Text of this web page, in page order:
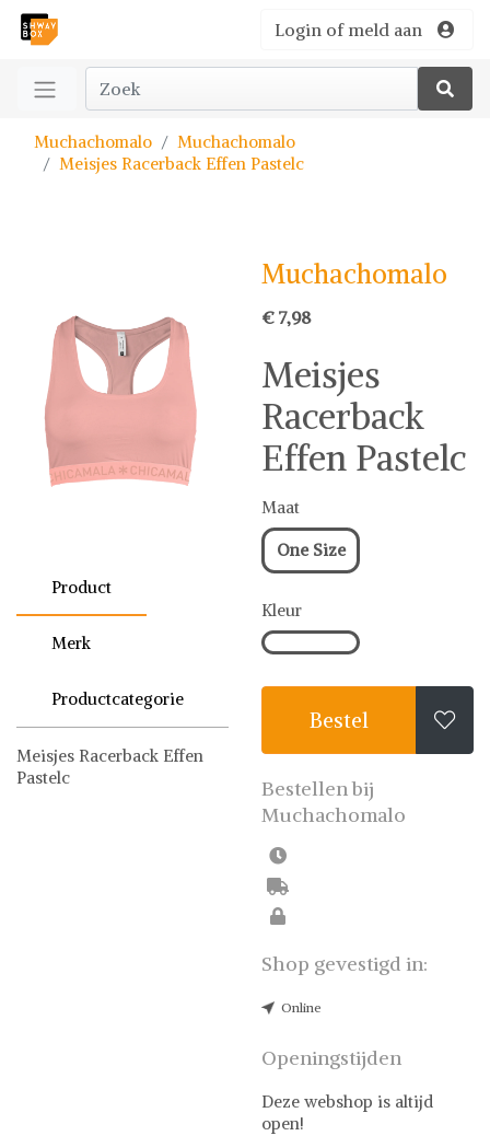
Login of meld aan
Muchachomalo
Muchachomalo
Meisjes Racerback Effen Pastelc
Product
Merk
Productcategorie
Meisjes Racerback Effen
Pastelc
Muchachomalo
€ 7,98
Meisjes
Racerback
Effen Pastelc
Maat
One Size
Kleur
Bestel 
Bestellen bij
Muchachomalo
Shop gevestigd in:
Online
Openingstijden
Deze webshop is altijd
open!